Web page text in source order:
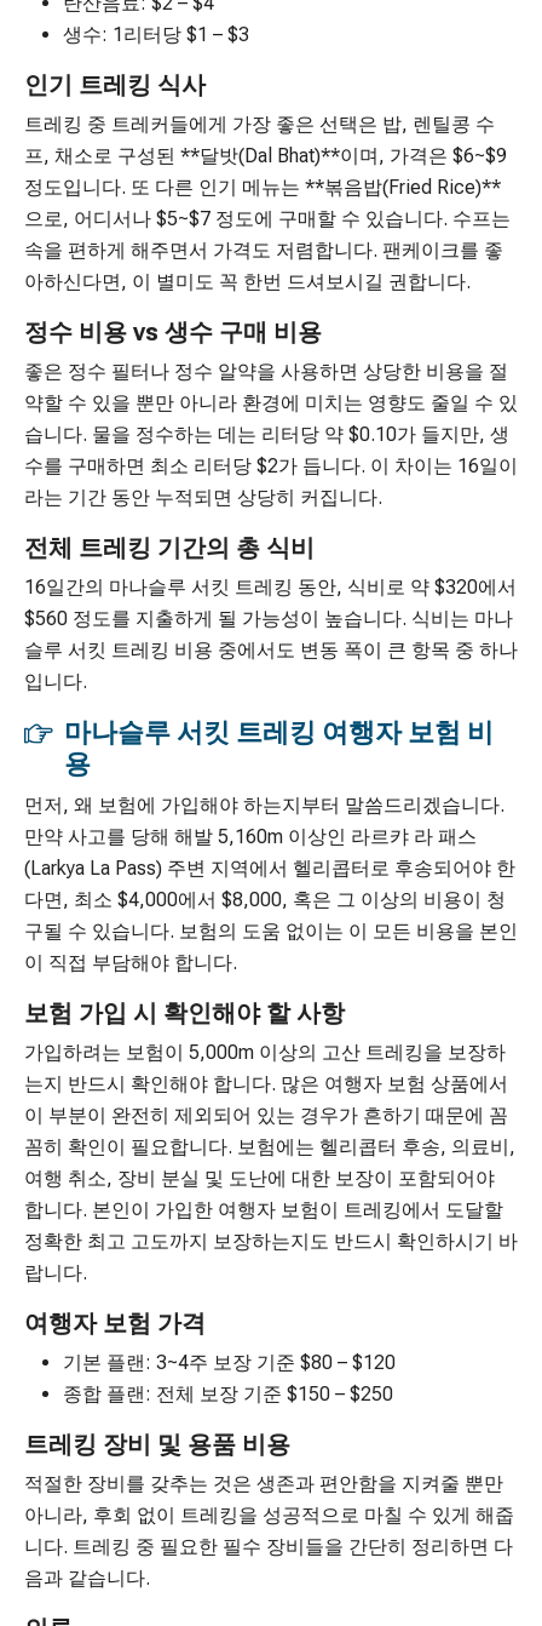
생수: 1리터당 $1 – $3
인기 트레킹 식사
트레킹 중 트레커들에게 가장 좋은 선택은 밥, 렌틸콩 수
프, 채소로 구성된 **달밧(Dal Bhat)**이며, 가격은 $6~$9
정도입니다. 또 다른 인기 메뉴는 **볶음밥(Fried Rice)**
으로, 어디서나 $5~$7 정도에 구매할 수 있습니다. 수프는
속을 편하게 해주면서 가격도 저렴합니다. 팬케이크를 좋
아하신다면, 이 별미도 꼭 한번 드셔보시길 권합니다.
정수 비용 vs 생수 구매 비용
좋은 정수 필터나 정수 알약을 사용하면 상당한 비용을 절
약할 수 있을 뿐만 아니라 환경에 미치는 영향도 줄일 수 있
습니다. 물을 정수하는 데는 리터당 약 $0.10가 들지만, 생
수를 구매하면 최소 리터당 $2가 듭니다. 이 차이는 16일이
라는 기간 동안 누적되면 상당히 커집니다.
전체 트레킹 기간의 총 식비
16일간의 마나슬루 서킷 트레킹 동안, 식비로 약 $320에서
$560 정도를 지출하게 될 가능성이 높습니다. 식비는 마나
슬루 서킷 트레킹 비용 중에서도 변동 폭이 큰 항목 중 하나
입니다.
마나슬루 서킷 트레킹 여행자 보험 비
용
먼저, 왜 보험에 가입해야 하는지부터 말씀드리겠습니다.
만약 사고를 당해 해발 5,160m 이상인 라르캬 라 패스
(Larkya La Pass) 주변 지역에서 헬리콥터로 후송되어야 한
다면, 최소 $4,000에서 $8,000, 혹은 그 이상의 비용이 청
구될 수 있습니다. 보험의 도움 없이는 이 모든 비용을 본인
이 직접 부담해야 합니다.
보험 가입 시 확인해야 할 사항
가입하려는 보험이 5,000m 이상의 고산 트레킹을 보장하
는지 반드시 확인해야 합니다. 많은 여행자 보험 상품에서
이 부분이 완전히 제외되어 있는 경우가 흔하기 때문에 꼼
꼼히 확인이 필요합니다. 보험에는 헬리콥터 후송, 의료비,
여행 취소, 장비 분실 및 도난에 대한 보장이 포함되어야
합니다. 본인이 가입한 여행자 보험이 트레킹에서 도달할
정확한 최고 고도까지 보장하는지도 반드시 확인하시기 바
랍니다.
여행자 보험 가격
기본 플랜: 3~4주 보장 기준 $80 – $120
종합 플랜: 전체 보장 기준 $150 – $250
트레킹 장비 및 용품 비용
적절한 장비를 갖추는 것은 생존과 편안함을 지켜줄 뿐만
아니라, 후회 없이 트레킹을 성공적으로 마칠 수 있게 해줍
니다. 트레킹 중 필요한 필수 장비들을 간단히 정리하면 다
음과 같습니다.